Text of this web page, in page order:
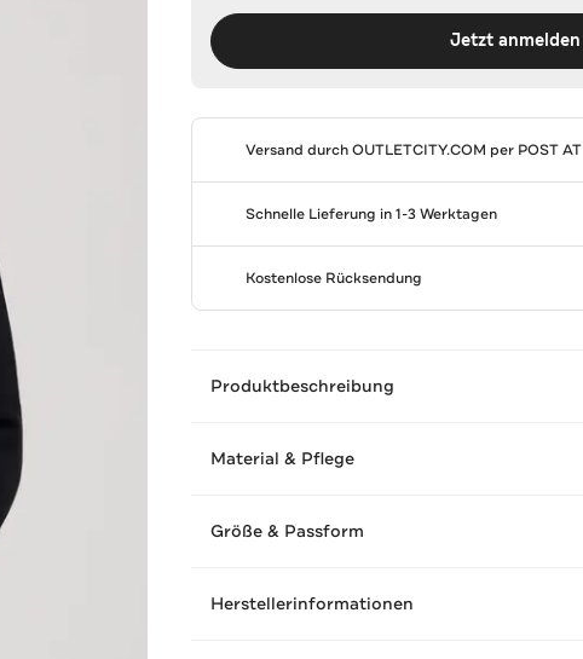
Jetzt anmelden
Versand durchOUTLETCITY.COM per POST AT
Schnelle Lieferung in 1-3 Werktagen
Kostenlose Rücksendung
Produktbeschreibung
Material & Pflege
Größe & Passform
Herstellerinformationen